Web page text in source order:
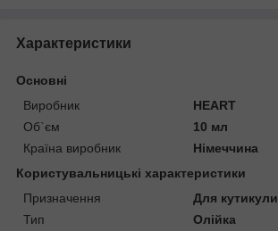
Характеристики
Основні
Виробник
HEART
Об`єм
10 мл
Країна виробник
Німеччина
Користувальницькі характеристики
Призначення
Для кутикули
Тип
Олійка